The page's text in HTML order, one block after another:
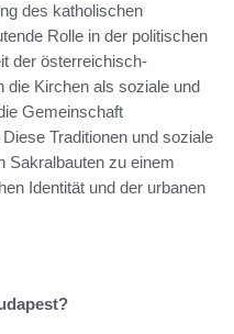
des katholischen
Rolle in der politischen
der österreichisch-
die Kirchen als soziale und
Gemeinschaft
Traditionen und soziale
Sakralbauten zu einem
Identität und der urbanen